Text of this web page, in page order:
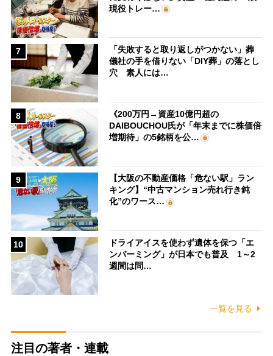
現役トレー…
7
「失敗すると取り返しがつかない」葬
儀社の手を借りない「DIY葬」の落とし
穴 素人には…
8
《200万円→資産10億円超の
DAIBOUCHOU氏が「年末までに株価倍
増期待」の5銘柄を公…
9
【大阪の不動産価格「危ない駅」ラン
キング】“中古マンション売れ行き鈍
化”のワース…
10
ドライアイスを使わず遺体を保つ「エ
ンバーミング」が日本でも普及 1～2
週間は問…
一覧を見る
注目の著者・連載